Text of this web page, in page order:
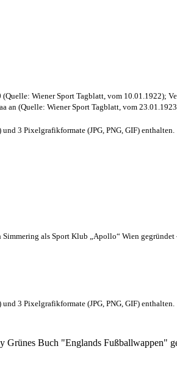
Wiener Sport Tagblatt, vom 10.01.1922);
an (Quelle: Wiener Sport Tagblatt, vom
3 Pixelgrafikformate (JPG, PNG, GIF) enthalten.
als Sport Klub „Apollo“ Wien
3 Pixelgrafikformate (JPG, PNG, GIF) enthalten.
Grünes Buch "Englands Fußballwappen"